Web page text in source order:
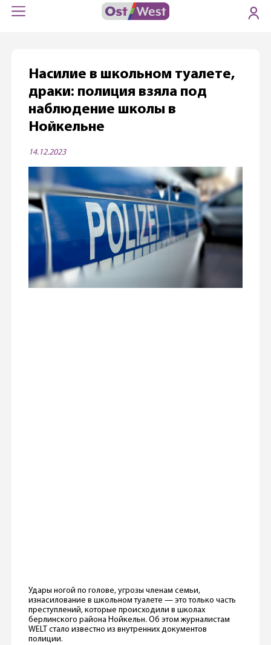
Насилие в школьном туалете,
драки: полиция взяла под
наблюдение школы в
Нойкельне
14.12.2023
Удары ногой по голове, угрозы членам семьи,
изнасилование в школьном туалете — это только часть
преступлений, которые происходили в школах
берлинского района Нойкельн. Об этом журналистам
WELT стало известно из внутренних документов
полиции.